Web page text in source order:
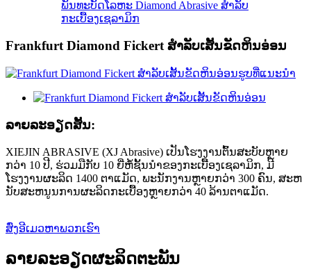
ພັນທະບັດໂລຫະ Diamond Abrasive ສໍາລັບ
ກະເບື້ອງເຊລາມິກ
Frankfurt Diamond Fickert ສໍາລັບເສັ້ນຂັດຫິນອ່ອນ
ລາຍ​ລະ​ອຽດ​ສັ້ນ​:
XIEJIN ABRASIVE (XJ Abrasive) ເປັນໂຮງງານຕົ້ນສະບັບຫຼາຍ
ກວ່າ 10 ປີ, ຮ່ວມມືກັບ 10 ຍີ່ຫໍ້ຊັ້ນນໍາຂອງກະເບື້ອງເຊລາມິກ, ມີ
ໂຮງງານຜະລິດ 1400 ຕາແມັດ, ພະນັກງານຫຼາຍກວ່າ 300 ຄົນ, ສະຫ
ນັບສະຫນູນການຜະລິດກະເບື້ອງຫຼາຍກວ່າ 40 ລ້ານຕາແມັດ.
ສົ່ງອີເມວຫາພວກເຮົາ
ລາຍລະອຽດຜະລິດຕະພັນ